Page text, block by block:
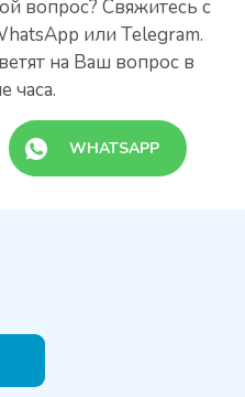
вопрос? Свяжитесь с
или Telegram.
на Ваш вопрос в
часа.
WHATSAPP